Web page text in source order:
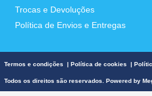
Trocas e Devoluções
Política de Envios e Entregas
Termos e condições | Política de cookies |
Todos os direitos são reservados. Powered by